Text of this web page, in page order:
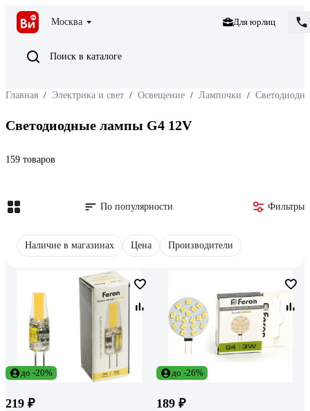
Москва Для юрлиц
Поиск в каталоге
Главная / Электрика и свет / Освещение / Лампочки /
Светодиодные лампы G4 12V
159 товаров
По популярности Фильтры
Наличие в магазинах Цена Производители
до -20%
219 ₽
до -26%
189 ₽